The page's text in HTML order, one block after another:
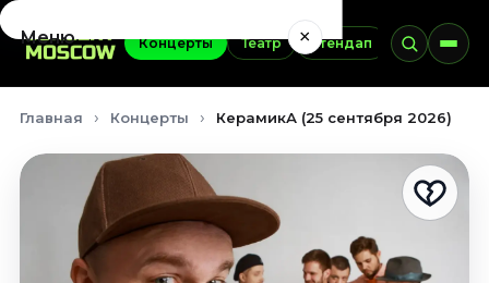
Концерты Театр Стендап Выставки
Меню ×
Сентябрь 2026
Октябрь 2026
Ноябрь 2026
Декабрь 2026
Январь 2027
Главная Концерты КерамикА (25 сентября 2026)